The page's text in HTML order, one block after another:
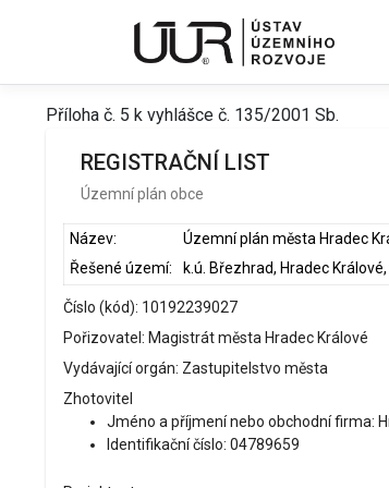
Příloha č. 5 k vyhlášce č. 135/2001 Sb.
REGISTRAČNÍ LIST
Územní plán obce
Název:
Územní plán města Hradec
Řešené území:
Číslo (kód): 10192239027
Pořizovatel: Magistrát města Hradec Králové
Vydávající orgán: Zastupitelstvo města
Zhotovitel
Jméno a příjmení nebo obchodní firma:
Identifikační číslo: 04789659